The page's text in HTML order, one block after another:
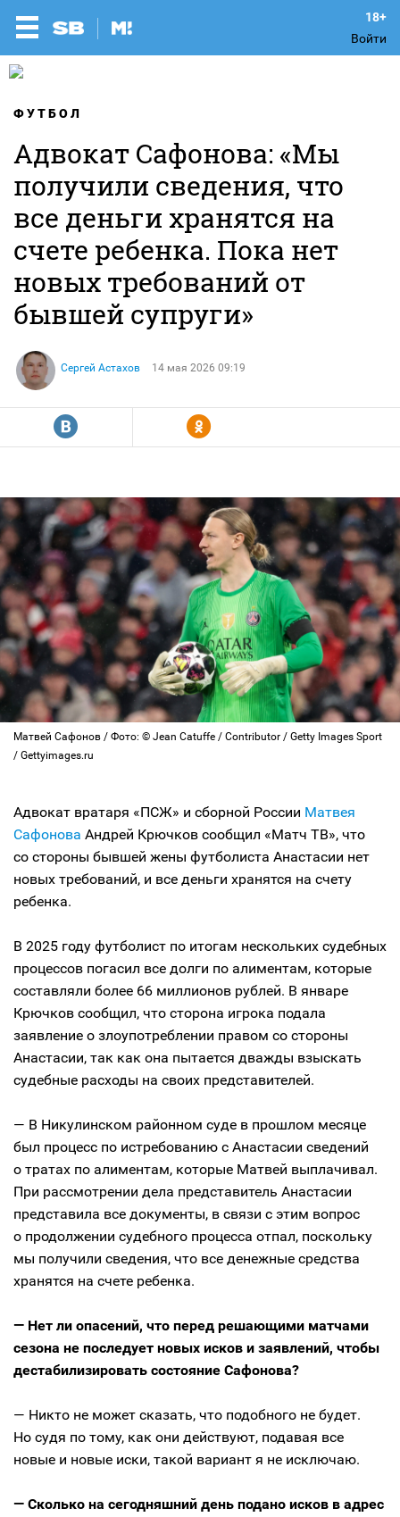
Войти
ФУТБОЛ
Адвокат Сафонова: «Мы
получили сведения, что
все деньги хранятся на
счете ребенка. Пока нет
новых требований от
бывшей супруги»
Сергей Астахов 14 мая 2026 09:19
R Y
Матвей Сафонов / Фото: © Jean Catuffe / Contributor / Getty Images Sport
/ Gettyimages.ru
Адвокат вратаря «ПСЖ» и сборной России Матвея
Сафонова Андрей Крючков сообщил «Матч ТВ», что
со стороны бывшей жены футболиста Анастасии нет
новых требований, и все деньги хранятся на счету
ребенка.
В 2025 году футболист по итогам нескольких судебных
процессов погасил все долги по алиментам, которые
составляли более 66 миллионов рублей. В январе
Крючков сообщил, что сторона игрока подала
заявление о злоупотреблении правом со стороны
Анастасии, так как она пытается дважды взыскать
судебные расходы на своих представителей.
— В Никулинском районном суде в прошлом месяце
был процесс по истребованию с Анастасии сведений
о тратах по алиментам, которые Матвей выплачивал.
При рассмотрении дела представитель Анастасии
представила все документы, в связи с этим вопрос
о продолжении судебного процесса отпал, поскольку
мы получили сведения, что все денежные средства
хранятся на счете ребенка.
— Нет ли опасений, что перед решающими матчами
сезона не последует новых исков и заявлений, чтобы
дестабилизировать состояние Сафонова?
— Никто не может сказать, что подобного не будет.
Но судя по тому, как они действуют, подавая все
новые и новые иски, такой вариант я не исключаю.
— Сколько на сегодняшний день подано исков в адрес